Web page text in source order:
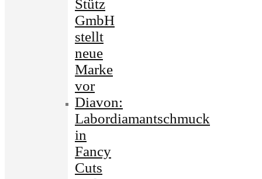
Stütz
GmbH
stellt
neue
Marke
vor
Diavon:
Labordiamantschmuck
in
Fancy
Cuts